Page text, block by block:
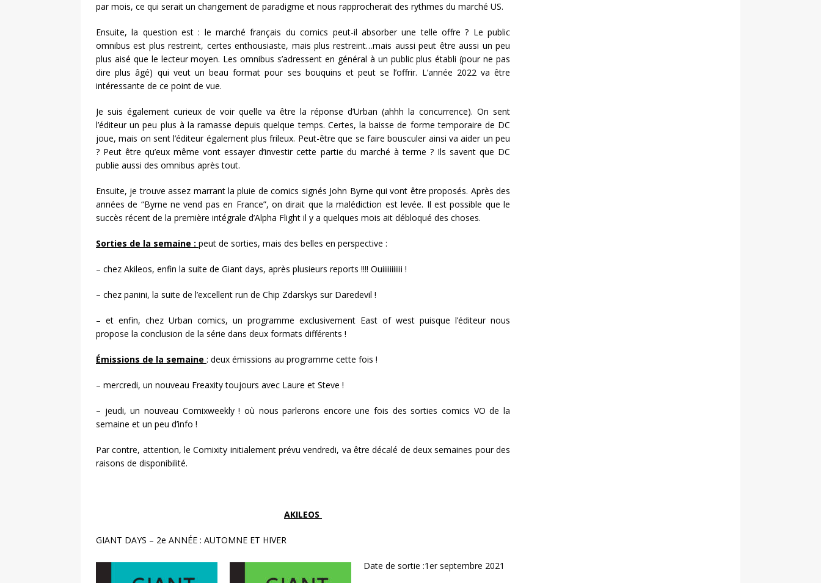
par mois, ce qui serait un changement de paradigme et nous rapprocherait des rythmes du marché US.
Ensuite, la question est : le marché français du comics peut-il absorber une telle offre ? Le public
omnibus est plus restreint, certes enthousiaste, mais plus restreint…mais aussi peut être aussi un peu
plus aisé que le lecteur moyen. Les omnibus s’adressent en général à un public plus établi (pour ne pas
dire plus âgé) qui veut un beau format pour ses bouquins et peut se l’offrir. L’année 2022 va être
intéressante de ce point de vue.
Je suis également curieux de voir quelle va être la réponse d’Urban (ahhh la concurrence). On sent
l’éditeur un peu plus à la ramasse depuis quelque temps. Certes, la baisse de forme temporaire de DC
joue, mais on sent l’éditeur également plus frileux. Peut-être que se faire bousculer ainsi va aider un peu
? Peut être qu’eux même vont essayer d’investir cette partie du marché à terme ? Ils savent que DC
publie aussi des omnibus après tout.
Ensuite, je trouve assez marrant la pluie de comics signés John Byrne qui vont être proposés. Après des
années de “Byrne ne vend pas en France”, on dirait que la malédiction est levée. Il est possible que le
succès récent de la première intégrale d’Alpha Flight il y a quelques mois ait débloqué des choses.
Sorties de la semaine : peut de sorties, mais des belles en perspective :
– chez Akileos, enfin la suite de Giant days, après plusieurs reports !!!! Ouiiiiiiiiiii !
– chez panini, la suite de l’excellent run de Chip Zdarskys sur Daredevil !
– et enfin, chez Urban comics, un programme exclusivement East of west puisque l’éditeur nous
propose la conclusion de la série dans deux formats différents !
Émissions de la semaine : deux émissions au programme cette fois !
– mercredi, un nouveau Freaxity toujours avec Laure et Steve !
– jeudi, un nouveau Comixweekly ! où nous parlerons encore une fois des sorties comics VO de la
semaine et un peu d’info !
Par contre, attention, le Comixity initialement prévu vendredi, va être décalé de deux semaines pour des
raisons de disponibilité.
AKILEOS
GIANT DAYS – 2e ANNÉE : AUTOMNE ET HIVER
Date de sortie :1er septembre 2021